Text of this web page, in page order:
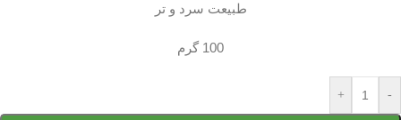
طبیعت سرد و تر
100 گرم
-
+